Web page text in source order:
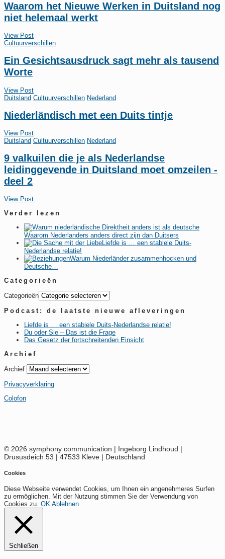
Waarom het Nieuwe Werken in Duitsland nog
niet helemaal werkt
View Post
Cultuurverschillen
Ein Gesichtsausdruck sagt mehr als tausend
Worte
View Post
Duitsland Cultuurverschillen Nederland
Niederländisch met een Duits tintje
View Post
Duitsland Cultuurverschillen Nederland
9 valkuilen die je als Nederlandse
leidinggevende in Duitsland moet omzeilen -
deel 2
View Post
Verder lezen
Waarom Nederlanders anders direct zijn dan Duitsers
Liefde is … een stabiele Duits-
Nederlandse relatie!
Warum Niederländer zusammenhocken und
Deutsche…
Categorieën
Categorieën
Podcast: de laatste nieuwe afleveringen
Liefde is … een stabiele Duits-Nederlandse relatie!
Du oder Sie – Das ist die Frage
Das Gesetz der fortschreitenden Einsicht
Archief
Archief
Privacyverklaring
Colofon
© 2026 symphony communication | Ingeborg Lindhoud |
Drususdeich 53 | 47533 Kleve | Deutschland
Cookies
Diese Webseite verwendet Cookies, um Ihnen ein angenehmeres Surfen
zu ermöglichen. Mit der Nutzung stimmen Sie der Verwendung von
Cookies zu. OK Ablehnen
Schließen